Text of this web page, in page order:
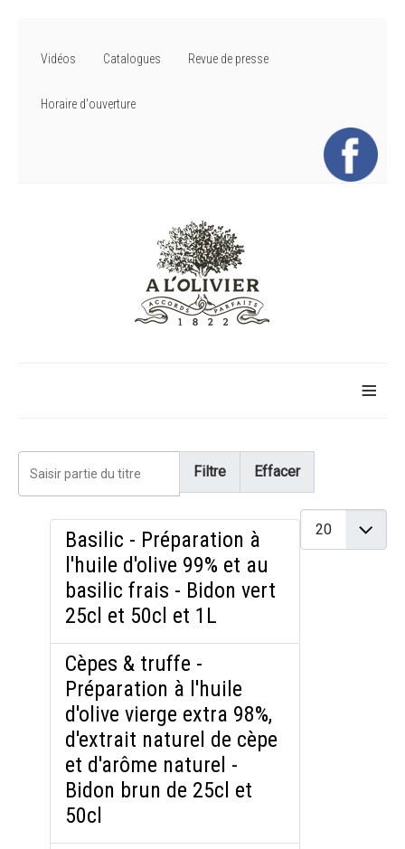
Vidéos Catalogues Revue de presse
Horaire d'ouverture
≡
Filtre Effacer
Basilic - Préparation à
l'huile d'olive 99% et au
basilic frais - Bidon vert
25cl et 50cl et 1L
Cèpes & truffe -
Préparation à l'huile
d'olive vierge extra 98%,
d'extrait naturel de cèpe
et d'arôme naturel -
Bidon brun de 25cl et
50cl